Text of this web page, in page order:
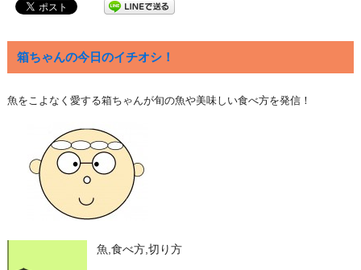
箱ちゃんの今日のイチオシ！
魚をこよなく愛する箱ちゃんが旬の魚や美味しい食べ方を発信！
魚,食べ方,切り方